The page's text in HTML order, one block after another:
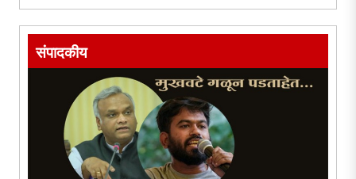
संपादकीय